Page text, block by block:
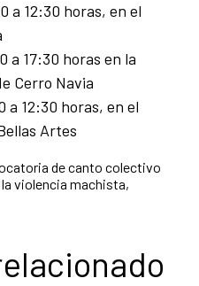
a 12:30 horas, en el
a 17:30 horas en la
Cerro Navia
a 12:30 horas, en el
Artes
de canto colectivo
violencia machista,